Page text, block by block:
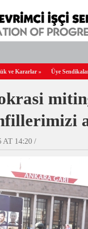
ve Kararlar » Üye
14:20 /